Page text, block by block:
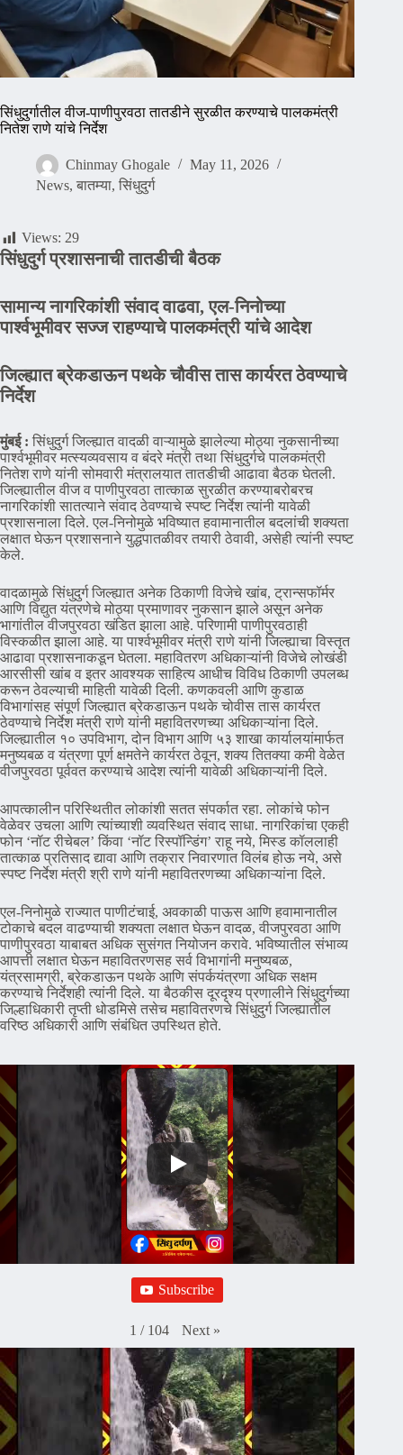
सिंधुदुर्गातील वीज-पाणीपुरवठा तातडीने सुरळीत करण्याचे पालकमंत्री
नितेश राणे यांचे निर्देश
Chinmay Ghogale
May 11, 2026
News, बातम्या, सिंधुदुर्ग
Views: 29
सिंधुदुर्ग प्रशासनाची तातडीची बैठक
सामान्य नागरिकांशी संवाद वाढवा, एल-निनोच्या
पार्श्वभूमीवर सज्ज राहण्याचे पालकमंत्री यांचे आदेश
जिल्ह्यात ब्रेकडाऊन पथके चौवीस तास कार्यरत ठेवण्याचे
निर्देश
मुंबई : सिंधुदुर्ग जिल्ह्यात वादळी वाऱ्यामुळे झालेल्या मोठ्या नुकसानीच्या
पार्श्वभूमीवर मत्स्यव्यवसाय व बंदरे मंत्री तथा सिंधुदुर्गचे पालकमंत्री
नितेश राणे यांनी सोमवारी मंत्रालयात तातडीची आढावा बैठक घेतली.
जिल्ह्यातील वीज व पाणीपुरवठा तात्काळ सुरळीत करण्याबरोबरच
नागरिकांशी सातत्याने संवाद ठेवण्याचे स्पष्ट निर्देश त्यांनी यावेळी
प्रशासनाला दिले. एल-निनोमुळे भविष्यात हवामानातील बदलांची शक्यता
लक्षात घेऊन प्रशासनाने युद्धपातळीवर तयारी ठेवावी, असेही त्यांनी स्पष्ट
केले.
वादळामुळे सिंधुदुर्ग जिल्ह्यात अनेक ठिकाणी विजेचे खांब, ट्रान्सफॉर्मर
आणि विद्युत यंत्रणेचे मोठ्या प्रमाणावर नुकसान झाले असून अनेक
भागांतील वीजपुरवठा खंडित झाला आहे. परिणामी पाणीपुरवठाही
विस्कळीत झाला आहे. या पार्श्वभूमीवर मंत्री राणे यांनी जिल्ह्याचा विस्तृत
आढावा प्रशासनाकडून घेतला. महावितरण अधिकाऱ्यांनी विजेचे लोखंडी
आरसीसी खांब व इतर आवश्यक साहित्य आधीच विविध ठिकाणी उपलब्ध
करून ठेवल्याची माहिती यावेळी दिली. कणकवली आणि कुडाळ
विभागांसह संपूर्ण जिल्ह्यात ब्रेकडाऊन पथके चोवीस तास कार्यरत
ठेवण्याचे निर्देश मंत्री राणे यांनी महावितरणच्या अधिकाऱ्यांना दिले.
जिल्ह्यातील १० उपविभाग, दोन विभाग आणि ५३ शाखा कार्यालयांमार्फत
मनुष्यबळ व यंत्रणा पूर्ण क्षमतेने कार्यरत ठेवून, शक्य तितक्या कमी वेळेत
वीजपुरवठा पूर्ववत करण्याचे आदेश त्यांनी यावेळी अधिकाऱ्यांनी दिले.
आपत्कालीन परिस्थितीत लोकांशी सतत संपर्कात रहा. लोकांचे फोन
वेळेवर उचला आणि त्यांच्याशी व्यवस्थित संवाद साधा. नागरिकांचा एकही
फोन ‘नॉट रीचेबल’ किंवा ‘नॉट रिस्पॉन्डिंग’ राहू नये, मिस्ड कॉललाही
तात्काळ प्रतिसाद द्यावा आणि तक्रार निवारणात विलंब होऊ नये, असे
स्पष्ट निर्देश मंत्री श्री राणे यांनी महावितरणच्या अधिकाऱ्यांना दिले.
एल-निनोमुळे राज्यात पाणीटंचाई, अवकाळी पाऊस आणि हवामानातील
टोकाचे बदल वाढण्याची शक्यता लक्षात घेऊन वादळ, वीजपुरवठा आणि
पाणीपुरवठा याबाबत अधिक सुसंगत नियोजन करावे. भविष्यातील संभाव्य
आपत्ती लक्षात घेऊन महावितरणसह सर्व विभागांनी मनुष्यबळ,
यंत्रसामग्री, ब्रेकडाऊन पथके आणि संपर्कयंत्रणा अधिक सक्षम
करण्याचे निर्देशही त्यांनी दिले. या बैठकीस दूरदृश्य प्रणालीने सिंधुदुर्गच्या
जिल्हाधिकारी तृप्ती धोडमिसे तसेच महावितरणचे सिंधुदुर्ग जिल्ह्यातील
वरिष्ठ अधिकारी आणि संबंधित उपस्थित होते.
Subscribe
1 / 104 Next »